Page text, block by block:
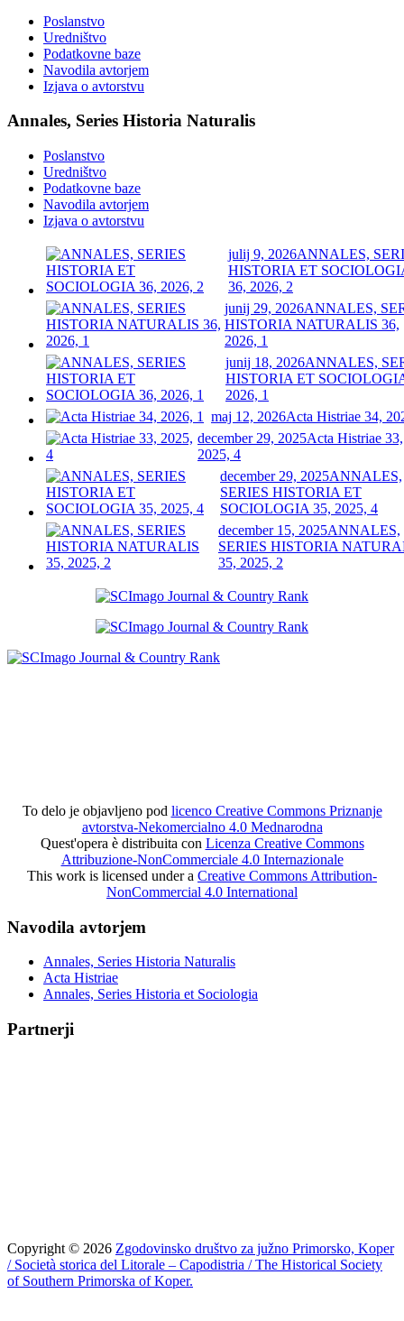
Poslanstvo
Uredništvo
Podatkovne baze
Navodila avtorjem
Izjava o avtorstvu
Annales, Series Historia Naturalis
Poslanstvo
Uredništvo
Podatkovne baze
Navodila avtorjem
Izjava o avtorstvu
julij 9, 2026ANNALES,
HISTORIA ET
36, 2026, 2
junij 29, 2026ANNALES,
HISTORIA NATURALIS 36,
2026, 1
junij 18, 2026ANNALES,
HISTORIA ET
2026, 1
maj 12, 2026Acta Histriae 34,
december 29, 2025Acta Histriae 33,
2025, 4
december 29, 2025ANNALES,
SERIES HISTORIA ET
SOCIOLOGIA 35, 2025, 4
december 15, 2025ANNALES,
SERIES HISTORIA
35, 2025, 2
To delo je objavljeno pod licenco Creative Commons Priznanje
avtorstva-Nekomercialno 4.0 Mednarodna
Quest'opera è distribuita con Licenza Creative Commons
Attribuzione-NonCommerciale 4.0 Internazionale
This work is licensed under a Creative Commons Attribution-
NonCommercial 4.0 International
Navodila avtorjem
Annales, Series Historia Naturalis
Acta Histriae
Annales, Series Historia et Sociologia
Partnerji
Copyright © 2026 Zgodovinsko društvo za južno Primorsko, Koper
/ Società storica del Litorale – Capodistria / The Historical Society
of Southern Primorska of Koper.